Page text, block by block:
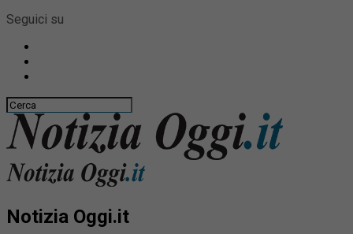
Seguici su
Notizia Oggi.it